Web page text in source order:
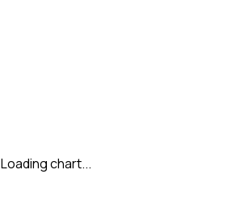
Loading chart...